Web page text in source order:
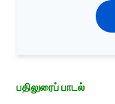
பதிலுரைப் பாடல்